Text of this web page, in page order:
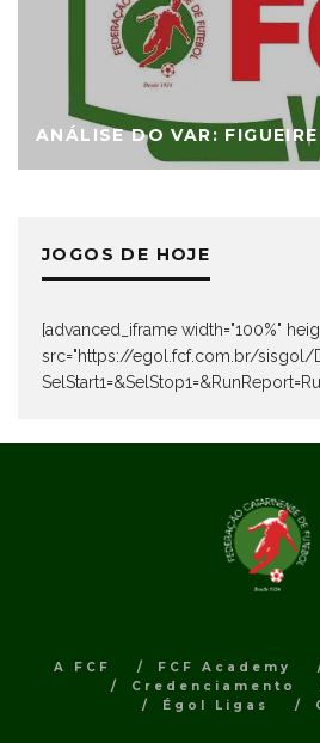
ANÁLISE DO VAR:
JOGOS DE HOJE
[advanced_iframe width="100%"
src="https://egol.fcf.com.br/sisgol/
A FCF FCF Academy
Credenciamento
Égol Ligas